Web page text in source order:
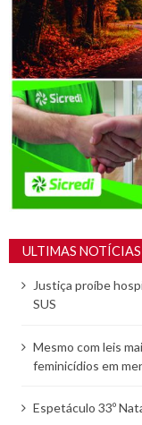
ULTIMAS NOTÍCIAS
Justiça proíbe
SUS
Mesmo com leis
feminicídios em
Espetáculo 33º